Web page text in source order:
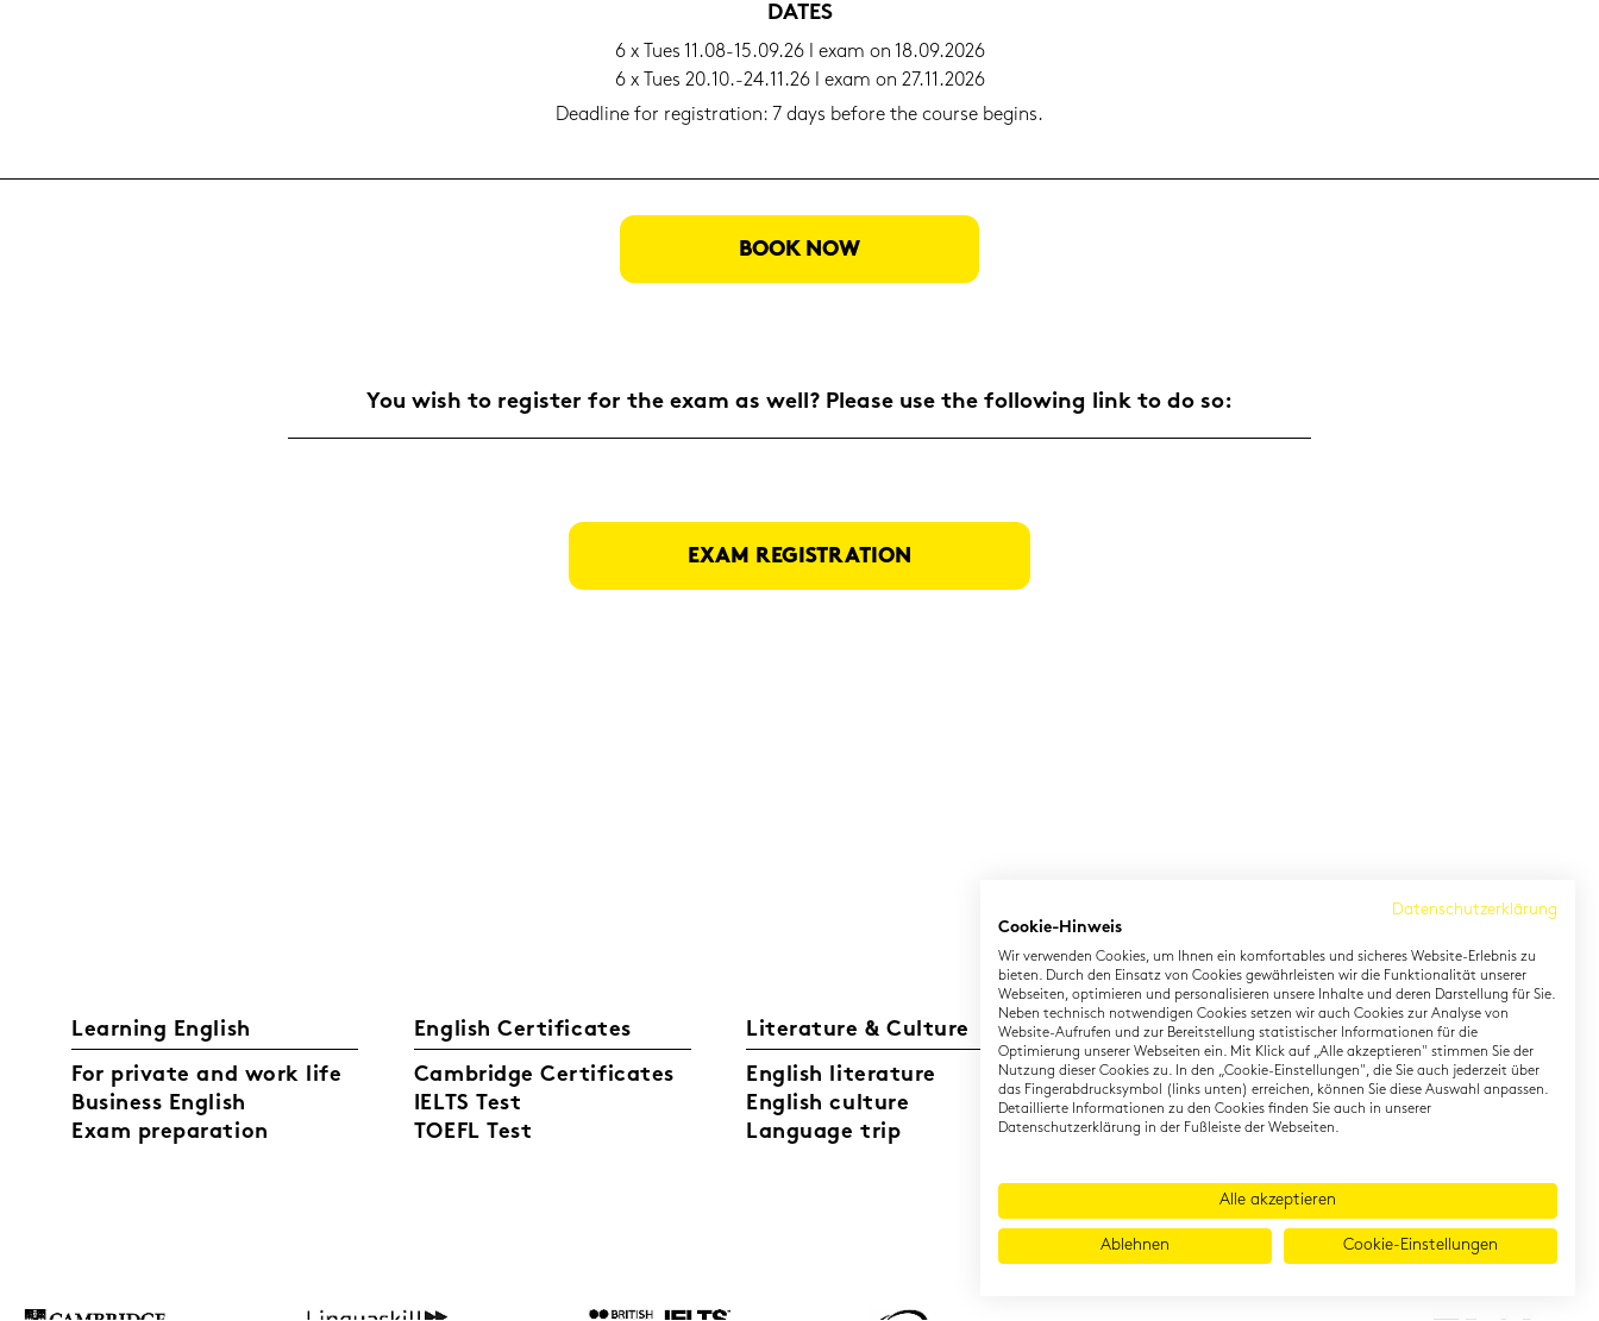
DATES
6 x Tues 11.08-15.09.26 I exam on 18.09.2026
6 x Tues 20.10.-24.11.26 I exam on 27.11.2026
Dead­line for re­gis­tra­ti­on: 7 days be­fo­re the cour­se be­gins.
BOOK NOW
You wish to re­gis­ter for the exam as well? Plea­se use the fol­lo­wing link to do so:
EXAM RE­GIS­TRA­TI­ON
Learning English
For private and work life
Business English
Exam preparation
English Certificates
Cambridge Certificates
IELTS Test
TOEFL Test
Literature & Culture
English literature
English culture
Language trip
Learning German
German Private Training
Digital TestDaF
Contact
Onlineshop
Directions
Datenschutzerklärung
Cookie-Hinweis
Wir verwenden Cookies, um Ihnen ein komfortables und sicheres Website-Erlebnis zu
bieten. Durch den Einsatz von Cookies gewährleisten wir die Funktionalität unserer
Webseiten, optimieren und personalisieren unsere Inhalte und deren Darstellung für Sie.
Neben technisch notwendigen Cookies setzen wir auch Cookies zur Analyse von
Website-Aufrufen und zur Bereitstellung statistischer Informationen für die
Optimierung unserer Webseiten ein. Mit Klick auf „Alle akzeptieren" stimmen Sie der
Nutzung dieser Cookies zu. In den „Cookie-Einstellungen", die Sie auch jederzeit über
das Fingerabdrucksymbol (links unten) erreichen, können Sie diese Auswahl anpassen.
Detaillierte Informationen zu den Cookies finden Sie auch in unserer
Datenschutzerklärung in der Fußleiste der Webseiten.
Alle akzeptieren
Ablehnen Cookie-Einstellungen